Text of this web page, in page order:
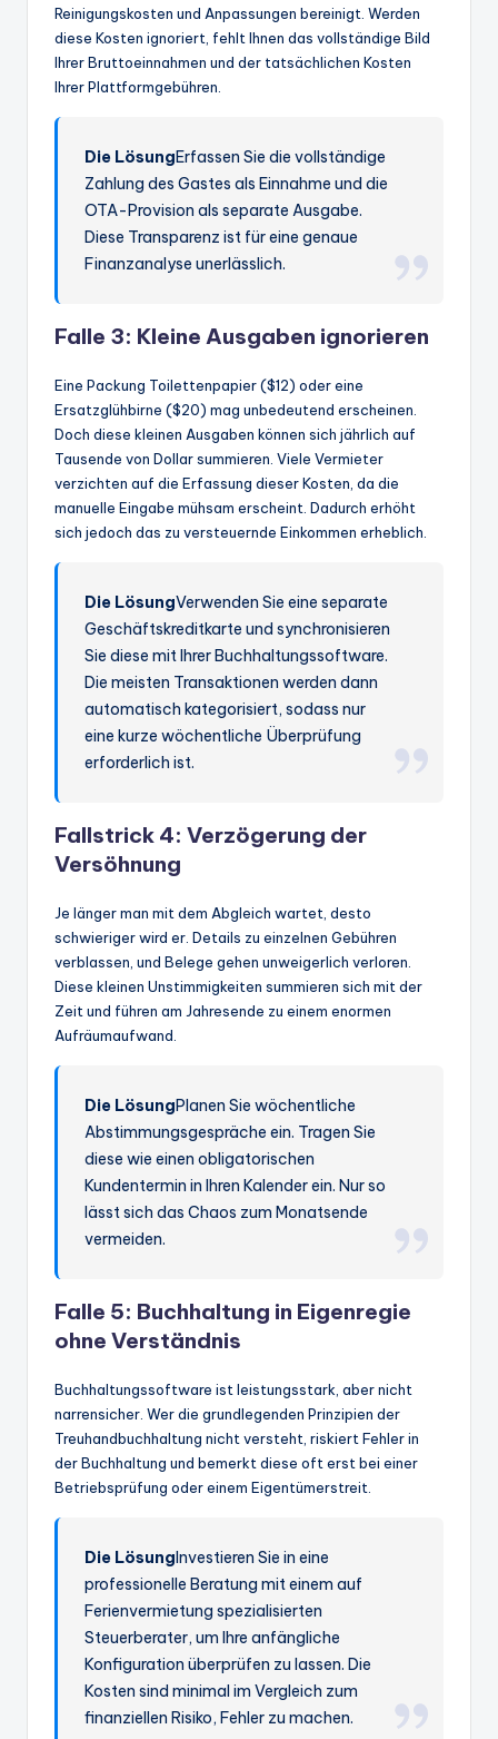
Reinigungskosten und Anpassungen bereinigt. Werden
diese Kosten ignoriert, fehlt Ihnen das vollständige Bild
Ihrer Bruttoeinnahmen und der tatsächlichen Kosten
Ihrer Plattformgebühren.
Die LösungErfassen Sie die vollständige
Zahlung des Gastes als Einnahme und die
OTA-Provision als separate Ausgabe.
Diese Transparenz ist für eine genaue
Finanzanalyse unerlässlich.
Falle 3: Kleine Ausgaben ignorieren
Eine Packung Toilettenpapier ($12) oder eine
Ersatzglühbirne ($20) mag unbedeutend erscheinen.
Doch diese kleinen Ausgaben können sich jährlich auf
Tausende von Dollar summieren. Viele Vermieter
verzichten auf die Erfassung dieser Kosten, da die
manuelle Eingabe mühsam erscheint. Dadurch erhöht
sich jedoch das zu versteuernde Einkommen erheblich.
Die LösungVerwenden Sie eine separate
Geschäftskreditkarte und synchronisieren
Sie diese mit Ihrer Buchhaltungssoftware.
Die meisten Transaktionen werden dann
automatisch kategorisiert, sodass nur
eine kurze wöchentliche Überprüfung
erforderlich ist.
Fallstrick 4: Verzögerung der
Versöhnung
Je länger man mit dem Abgleich wartet, desto
schwieriger wird er. Details zu einzelnen Gebühren
verblassen, und Belege gehen unweigerlich verloren.
Diese kleinen Unstimmigkeiten summieren sich mit der
Zeit und führen am Jahresende zu einem enormen
Aufräumaufwand.
Die LösungPlanen Sie wöchentliche
Abstimmungsgespräche ein. Tragen Sie
diese wie einen obligatorischen
Kundentermin in Ihren Kalender ein. Nur so
lässt sich das Chaos zum Monatsende
vermeiden.
Falle 5: Buchhaltung in Eigenregie
ohne Verständnis
Buchhaltungssoftware ist leistungsstark, aber nicht
narrensicher. Wer die grundlegenden Prinzipien der
Treuhandbuchhaltung nicht versteht, riskiert Fehler in
der Buchhaltung und bemerkt diese oft erst bei einer
Betriebsprüfung oder einem Eigentümerstreit.
Die LösungInvestieren Sie in eine
professionelle Beratung mit einem auf
Ferienvermietung spezialisierten
Steuerberater, um Ihre anfängliche
Konfiguration überprüfen zu lassen. Die
Kosten sind minimal im Vergleich zum
finanziellen Risiko, Fehler zu machen.